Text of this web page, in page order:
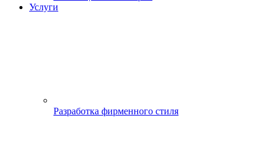
Услуги
Разработка фирменного стиля